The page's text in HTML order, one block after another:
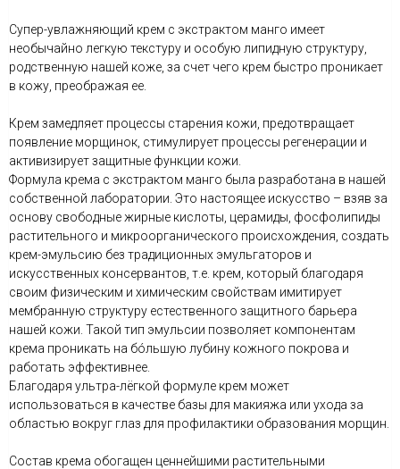
Супер-увлажняющий крем с экстрактом манго имеет
необычайно легкую текстуру и особую липидную структуру,
родственную нашей коже, за счет чего крем быстро проникает
в кожу, преображая ее.
Крем замедляет процессы старения кожи, предотвращает
появление морщинок, стимулирует процессы регенерации и
активизирует защитные функции кожи.
Формула крема с экстрактом манго была разработана в нашей
собственной лаборатории. Это настоящее искусство – взяв за
основу свободные жирные кислоты, церамиды, фосфолипиды
растительного и микроорганического происхождения, создать
крем-эмульсию без традиционных эмульгаторов и
искусственных консервантов, т.е. крем, который благодаря
своим физическим и химическим свойствам имитирует
мембранную структуру естественного защитного барьера
нашей кожи. Такой тип эмульсии позволяет компонентам
крема проникать на бóльшую лубину кожного покрова и
работать эффективнее.
Благодаря ультра-лёгкой формуле крем может
использоваться в качестве базы для макияжа или ухода за
областью вокруг глаз для профилактики образования морщин.
Состав крема обогащен ценнейшими растительными